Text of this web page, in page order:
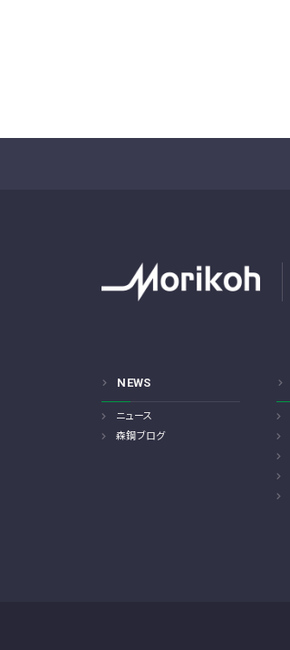
NEWS
ニュース
森鋼ブログ